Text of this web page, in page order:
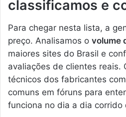
classificamos e
Para chegar nesta lista, a
preço. Analisamos o volume
maiores sites do Brasil e
avaliações de clientes reais.
técnicos dos fabricantes
comuns em fóruns para
funciona no dia a dia corrido